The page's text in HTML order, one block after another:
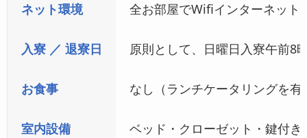
ネット環境 全お部屋でWifiインターネット
入寮 ／ 退寮日 原則として、日曜日入寮午前8
お食事 なし（ランチケータリングを
室内設備 ベッド・クローゼット・鍵付